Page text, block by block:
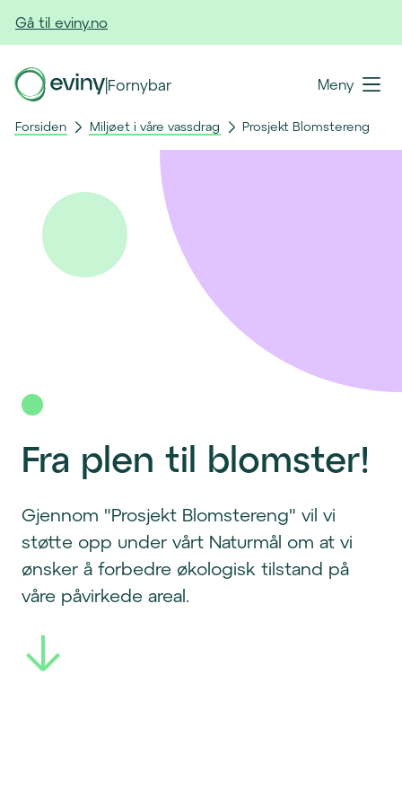
Gå til eviny.no
|Fornybar Meny
Forsiden Miljøet i våre vassdrag Prosjekt Blomstereng
Fra plen til blomster!
Gjennom "Prosjekt Blomstereng" vil vi
støtte opp under vårt Naturmål om at vi
ønsker å forbedre økologisk tilstand på
våre påvirkede areal.